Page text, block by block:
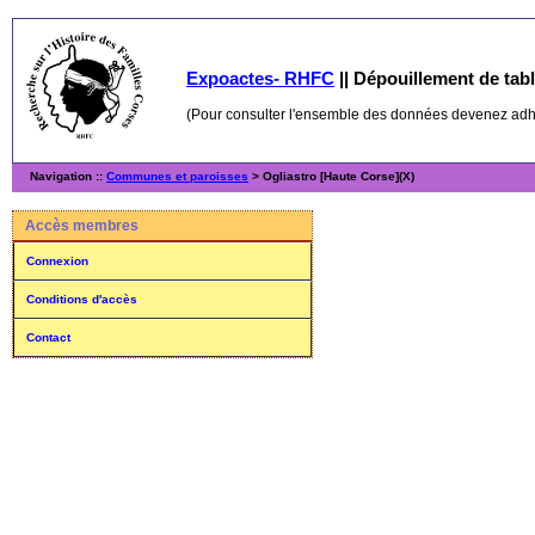
Expoactes- RHFC || Dépouillement de
(Pour consulter l'ensemble des données devenez
Navigation :: Communes et paroisses > Ogliastro [Haute Corse](X)
Accès membres
Connexion
Conditions d'accès
Contact